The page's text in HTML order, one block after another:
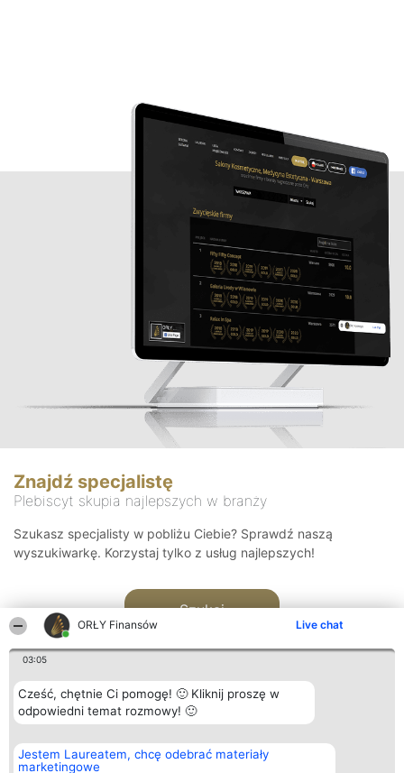
ORŁY Finansów Live chat
03:05
Cześć, chętnie Ci pomogę! 🙂 Kliknij proszę w
odpowiedni temat rozmowy! 🙂
Jestem Laureatem, chcę odebrać materiały
marketingowe
Znajdź specjalistę
Plebiscyt skupia najlepszych w branży
Szukasz specjalisty w pobliżu Ciebie? Sprawdź naszą
wyszukiwarkę. Korzystaj tylko z usług najlepszych!
Szukaj
Organizator plebiscytu
Bright Side Solutions sp. z o.
o. sp. k.
Plebiscyt
Laureaci
Kontakt
Kontakt